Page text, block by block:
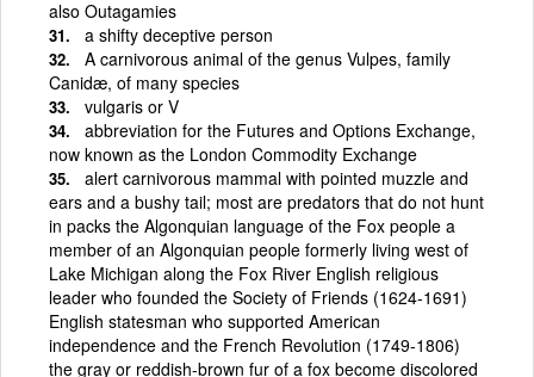
also Outagamies
a shifty deceptive person
A carnivorous animal of the genus Vulpes, family
Canidæ, of many species
vulgaris or V
abbreviation for the Futures and Options Exchange,
now known as the London Commodity Exchange
alert carnivorous mammal with pointed muzzle and
ears and a bushy tail; most are predators that do not hunt
in packs the Algonquian language of the Fox people a
member of an Algonquian people formerly living west of
Lake Michigan along the Fox River English religious
leader who founded the Society of Friends (1624-1691)
English statesman who supported American
independence and the French Revolution (1749-1806)
the gray or reddish-brown fur of a fox become discolored